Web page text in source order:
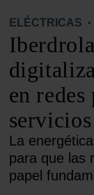
ELÉCTRICAS ·
en
La
para que las
papel